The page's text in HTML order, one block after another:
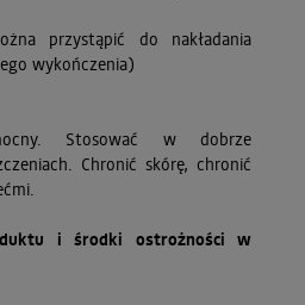
przystąpić do nakładania
wykończenia)
Stosować w dobrze
Chronić skórę, chronić
i środki ostrożności w